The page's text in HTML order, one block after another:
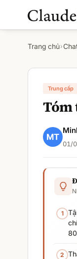
Trang chủ›
Trung cấp
Tóm
01/
1
2